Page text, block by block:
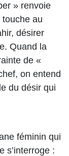
» renvoie
touche au
désirer
Quand la
de «
on entend
du désir qui
féminin qui
s’interroge :